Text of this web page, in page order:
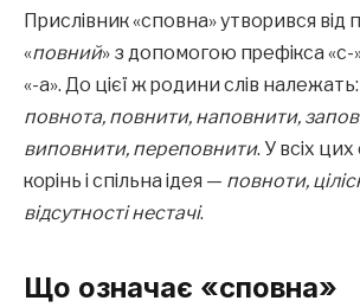
Прислівник «сповна» утворився від
«повний» з допомогою префікса «с-
«-а». До цієї ж родини слів належать:
повнота, повнити, наповнити,
виповнити, переповнити. У всіх цих
корінь і спільна ідея — повноти,
відсутності нестачі.
Що означає «сповна»